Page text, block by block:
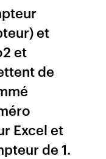
et
et
de
Excel et
de 1.